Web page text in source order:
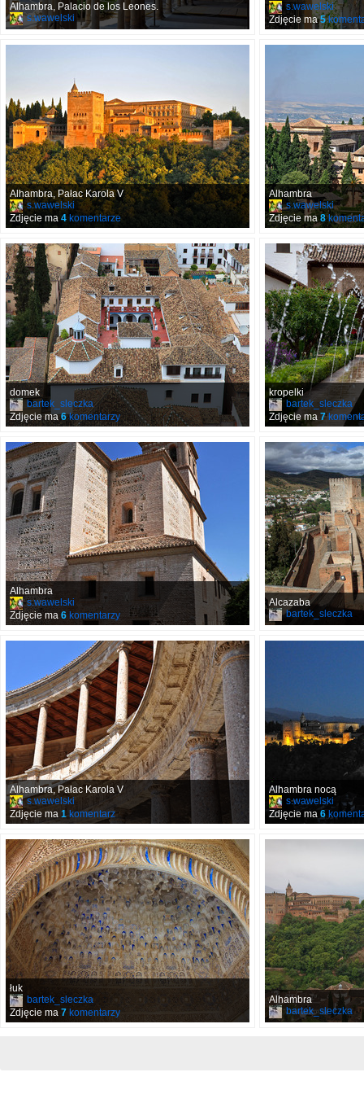
Alhambra, Palacio de los Leones.
s.wawelski
s.wawelski
Zdjęcie ma5
Alhambra, Pałac Karola V
s.wawelski
Zdjęcie ma 4 komentarze
Alhambra
s.wawelski
Zdjęcie ma8
domek
bartek_sleczka
Zdjęcie ma6komentarzy
kropelki
bartek_sleczka
Zdjęcie ma 7
Alhambra
s.wawelski
Zdjęcie ma 6 komentarzy
Alcazaba
bartek_sleczka
Alhambra, Pałac Karola V
s.wawelski
Zdjęcie ma 1 komentarz
Alhambra nocą
s.wawelski
Zdjęcie ma 6
łuk
bartek_sleczka
Zdjęcie ma 7 komentarzy
Alhambra
bartek_sleczka